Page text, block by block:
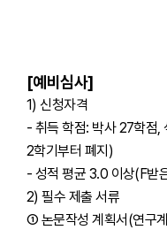
[예비심사]
1) 신청자격
- 취득 학점: 박사 27학점,
2학기부터 폐지)
- 성적 평균 3.0 이상(F받
2) 필수 제출 서류
① 논문작성 계획서(연구